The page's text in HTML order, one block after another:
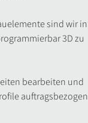
sind wir in
3D zu
bearbeiten und
auftragsbezogen